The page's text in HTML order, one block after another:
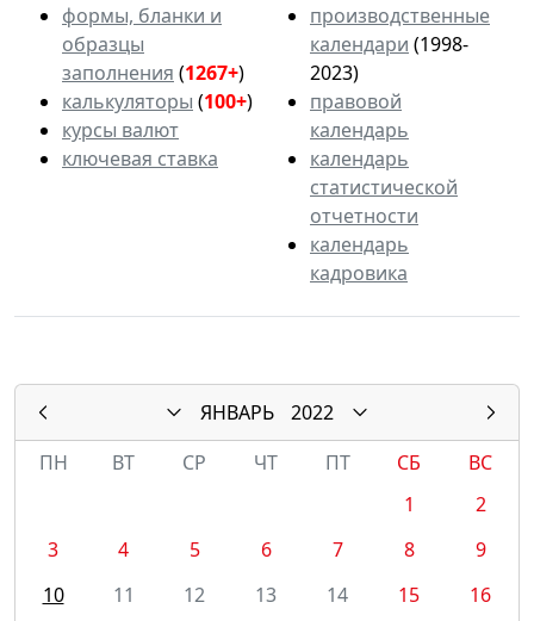
формы, бланки и
образцы
заполнения (1267+)
калькуляторы (100+)
курсы валют
ключевая ставка
производственные
календари (1998-
2023)
правовой
календарь
календарь
статистической
отчетности
календарь
кадровика
ЯНВАРЬ
2022
ПН
ВТ СР ЧТ ПТ СБ
ВС
1
2
3
4 5 6 7 8
9
10
11 12 13 14 15
16